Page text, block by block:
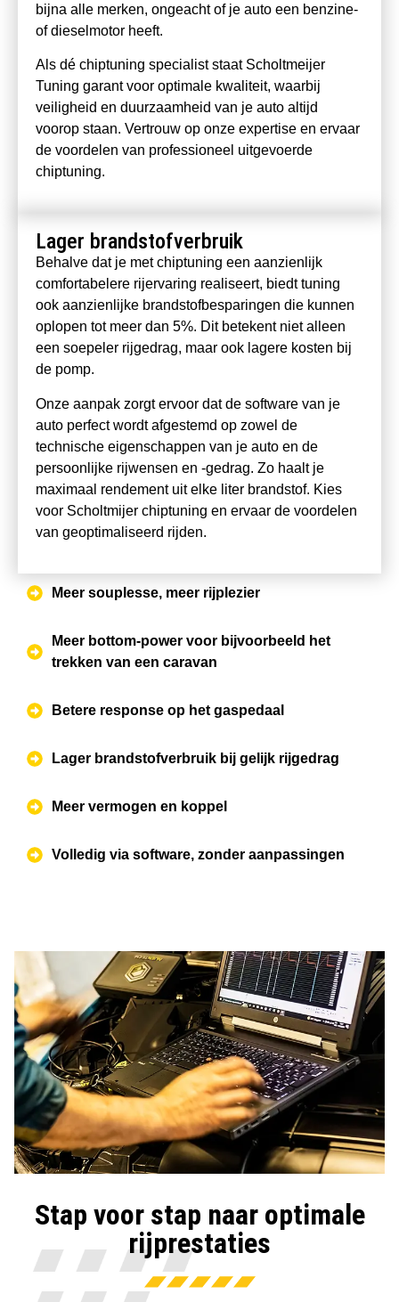
bijna alle merken, ongeacht of je auto een benzine-
of dieselmotor heeft.
Als dé chiptuning specialist staat Scholtmeijer
Tuning garant voor optimale kwaliteit, waarbij
veiligheid en duurzaamheid van je auto altijd
voorop staan. Vertrouw op onze expertise en ervaar
de voordelen van professioneel uitgevoerde
chiptuning.
Lager brandstofverbruik
Behalve dat je met chiptuning een aanzienlijk
comfortabelere rijervaring realiseert, biedt tuning
ook aanzienlijke brandstofbesparingen die kunnen
oplopen tot meer dan 5%. Dit betekent niet alleen
een soepeler rijgedrag, maar ook lagere kosten bij
de pomp.
Onze aanpak zorgt ervoor dat de software van je
auto perfect wordt afgestemd op zowel de
technische eigenschappen van je auto en de
persoonlijke rijwensen en -gedrag. Zo haalt je
maximaal rendement uit elke liter brandstof. Kies
voor Scholtmijer chiptuning en ervaar de voordelen
van geoptimaliseerd rijden.
Meer souplesse, meer rijplezier
Meer bottom-power voor bijvoorbeeld het
trekken van een caravan
Betere response op het gaspedaal
Lager brandstofverbruik bij gelijk rijgedrag
Meer vermogen en koppel
Volledig via software, zonder aanpassingen
Stap voor stap naar optimale
rijprestaties